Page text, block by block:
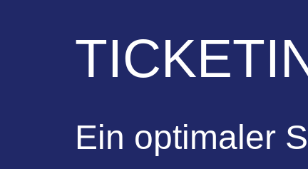
Ein optimaler